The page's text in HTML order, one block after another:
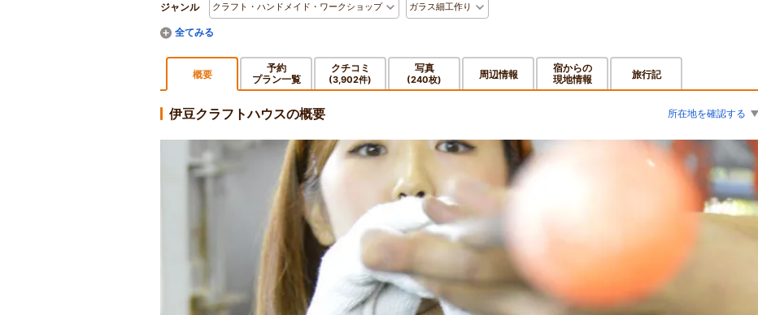
ジャンル クラフト・ハンドメイド・ワークショップ ガラス細工作り
概要
予約
プラン一覧
クチコミ
(3,902件)
写真
(240枚) 周辺情報
宿からの
現地情報
旅行記
伊豆クラフトハウスの概要 所在地を確認する